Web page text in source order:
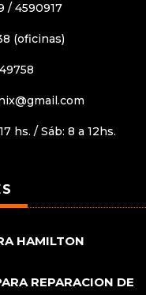
/ 4590917
(oficinas)
hs. / Sáb: 8 a 12hs.
HAMILTON
REPARACION DE